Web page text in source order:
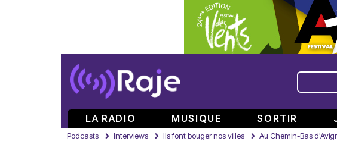
LA RADIO MUSIQUE SORTIR
Podcasts Interviews Ils font bouger nos villes Au Chemin-Bas